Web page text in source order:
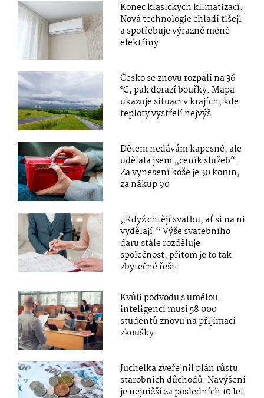
Konec klasických klimatizací:
Nová technologie chladí tišeji
a spotřebuje výrazně méně
elektřiny
Česko se znovu rozpálí na 36
°C, pak dorazí bouřky. Mapa
ukazuje situaci v krajích, kde
teploty vystřelí nejvýš
Dětem nedávám kapesné, ale
udělala jsem „ceník služeb“.
Za vynesení koše je 30 korun,
za nákup 90
„Když chtějí svatbu, ať si na ni
vydělají.“ Výše svatebního
daru stále rozděluje
společnost, přitom je to tak
zbytečné řešit
Kvůli podvodu s umělou
inteligencí musí 58 000
studentů znovu na přijímací
zkoušky
Juchelka zveřejnil plán růstu
starobních důchodů: Navýšení
je nejnižší za posledních 10 let